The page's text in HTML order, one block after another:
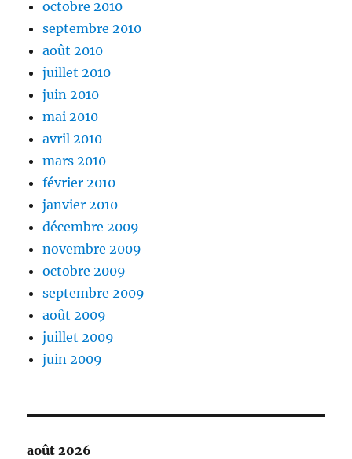
octobre 2010
septembre 2010
août 2010
juillet 2010
juin 2010
mai 2010
avril 2010
mars 2010
février 2010
janvier 2010
décembre 2009
novembre 2009
octobre 2009
septembre 2009
août 2009
juillet 2009
juin 2009
août 2026